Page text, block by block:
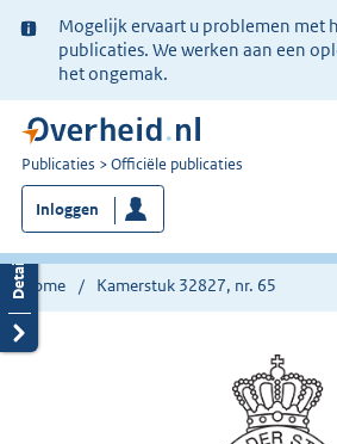
Ter
informatie:
Mogelijk ervaart u problemen met
publicaties. We werken aan een
het ongemak.
U
bent
nu
hier:
Publicaties Officiële publicaties
Inloggen
Home Kamerstuk 32827, nr. 65